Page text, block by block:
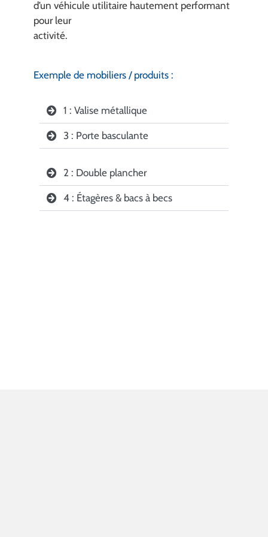
d’un véhicule utilitaire hautement performant
pour leur
activité.
Exemple de mobiliers / produits :
1 : Valise métallique
3 : Porte basculante
2 : Double plancher
4 : Étagères & bacs à becs